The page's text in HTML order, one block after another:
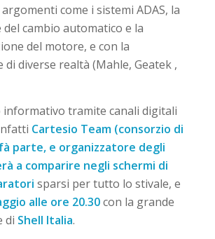
come i sistemi ADAS, la
cambio automatico e la
del motore, e con la
di diverse realtà (Mahle, Geatek ,
informativo tramite canali digitali
Cartesio Team (consorzio di
parte, e organizzatore degli
a comparire negli schermi di
sparsi per tutto lo stivale, e
alle ore 20.30con la grande
di Shell Italia.